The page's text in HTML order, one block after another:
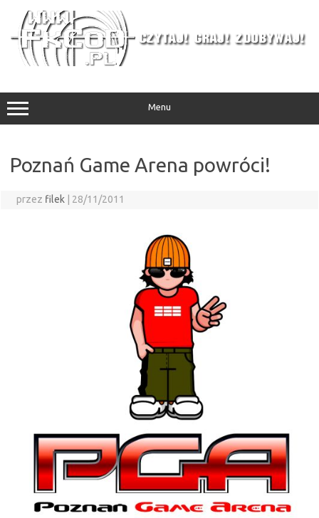
treści
Menu
Poznań Game Arena powróci!
przez filek 28/11/2011